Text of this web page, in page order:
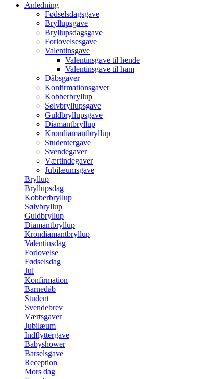
Anledning
Fødselsdagsgave
Bryllupsgave
Bryllupsdagsgave
Forlovelsesgave
Valentinsgave
Valentinsgave til hende
Valentinsgave til ham
Dåbsgaver
Konfirmationsgaver
Kobberbryllup
Sølvbryllupsgave
Guldbryllupsgave
Diamantbryllup
Krondiamantbryllup
Studentergave
Svendegaver
Værtindegaver
Jubilæumsgave
Bryllup
Bryllupsdag
Kobberbryllup
Sølvbryllup
Guldbryllup
Diamantbryllup
Krondiamantbryllup
Valentinsdag
Forlovelse
Fødselsdag
Jul
Konfirmation
Barnedåb
Student
Svendebrev
Værtsgaver
Jubilæum
Indflyttergave
Babyshower
Barselsgave
Reception
Mors dag